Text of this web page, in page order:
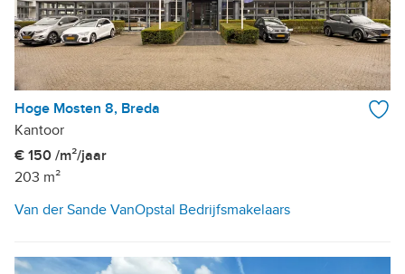
Hoge Mosten 8, Breda
Kantoor
€ 150 /m²/jaar
203 m²
Van der Sande VanOpstal Bedrijfsmakelaars